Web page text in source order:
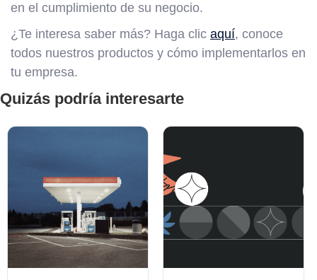
en el cumplimiento de su negocio.
¿Te interesa saber más? Haga clic aquí, conoce
todos nuestros productos y cómo implementarlos en
tu empresa.
Quizás podría interesarte